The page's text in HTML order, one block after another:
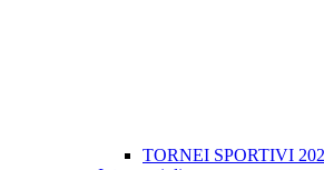
TORNEI SPORTIVI